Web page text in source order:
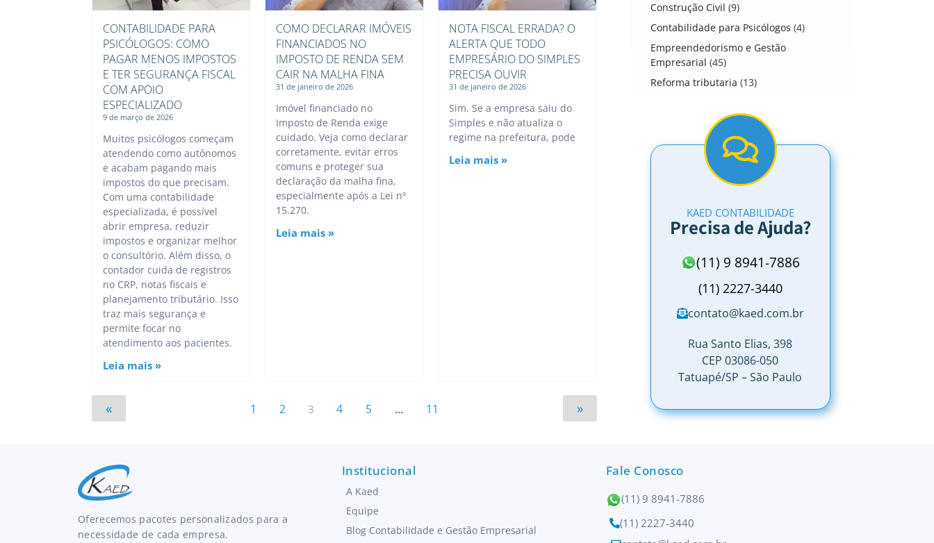
CONTABILIDADE PARA
PSICÓLOGOS: COMO
PAGAR MENOS IMPOSTOS
E TER SEGURANÇA FISCAL
COM APOIO
ESPECIALIZADO
9 de março de 2026
Muitos psicólogos começam
atendendo como autônomos
e acabam pagando mais
impostos do que precisam.
Com uma contabilidade
especializada, é possível
abrir empresa, reduzir
impostos e organizar melhor
o consultório. Além disso, o
contador cuida de registros
no CRP, notas fiscais e
planejamento tributário. Isso
traz mais segurança e
permite focar no
atendimento aos pacientes.
Leia mais »
COMO DECLARAR IMÓVEIS
FINANCIADOS NO
IMPOSTO DE RENDA SEM
CAIR NA MALHA FINA
31 de janeiro de 2026
Imóvel financiado no
Imposto de Renda exige
cuidado. Veja como declarar
corretamente, evitar erros
comuns e proteger sua
declaração da malha fina,
especialmente após a Lei nº
15.270.
Leia mais »
NOTA FISCAL ERRADA? O
ALERTA QUE TODO
EMPRESÁRIO DO SIMPLES
PRECISA OUVIR
31 de janeiro de 2026
Sim. Se a empresa saiu do
Simples e não atualiza o
regime na prefeitura, pode
Leia mais »
« 1 2 3 4 5 … 11 »
Construção Civil (9)
Contabilidade para Psicólogos (4)
Empreendedorismo e Gestão
Empresarial (45)
Reforma tributaria (13)
KAED CONTABILIDADE
Precisa de Ajuda?
(11) 9 8941-7886
(11) 2227-3440
contato@kaed.com.br
Rua Santo Elias, 398
CEP 03086-050
Tatuapé/SP – São Paulo
Oferecemos pacotes personalizados para a
necessidade de cada empresa.
Institucional
A Kaed
Equipe
Blog Contabilidade e Gestão Empresarial
Fale Conosco
(11) 9 8941-7886
(11) 2227-3440